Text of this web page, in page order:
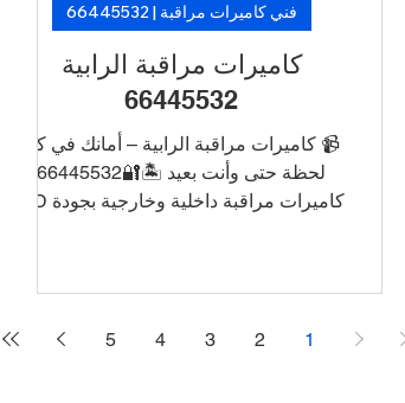
كاميرات مراقبة الرابية
66445532
📹 كاميرات مراقبة الرابية – أمانك في كل
لحظة حتى وأنت بعيد 🏝️🔐66445532
كاميرات مراقبة داخلية وخارجية بجودة HD
اليوم 📞 اطلب الآن خدمة تركيب كاميرات
فني كاميرات مراقبة | 66445532
1
2
3
4
5